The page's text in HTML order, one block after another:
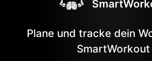
Plane und tracke dein
SmartWorkout